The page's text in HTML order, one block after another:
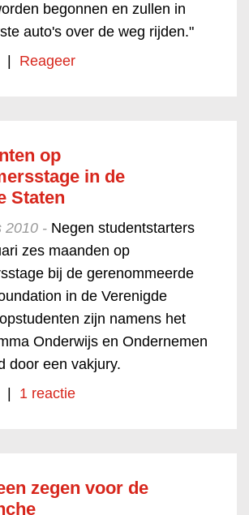
begonnen en zullen in
auto's over de weg rijden."
Reageer
op
in de
Staten
2010 - Negen studentstarters
zes maanden op
bij de gerenommeerde
in de Verenigde
zijn namens het
Onderwijs en Ondernemen
door een vakjury.
1 reactie
zegen voor de